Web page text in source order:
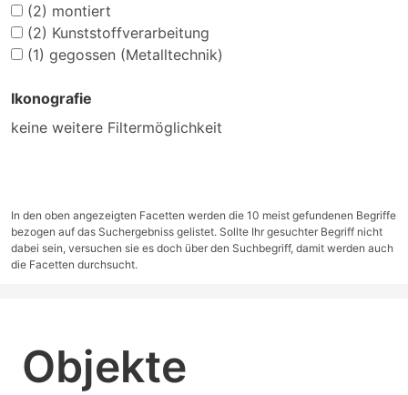
(2) montiert
(2) Kunststoffverarbeitung
(1) gegossen (Metalltechnik)
Ikonografie
keine weitere Filtermöglichkeit
In den oben angezeigten Facetten werden die 10 meist gefundenen Begriffe
bezogen auf das Suchergebniss gelistet. Sollte Ihr gesuchter Begriff nicht
dabei sein, versuchen sie es doch über den Suchbegriff, damit werden auch
die Facetten durchsucht.
Objekte